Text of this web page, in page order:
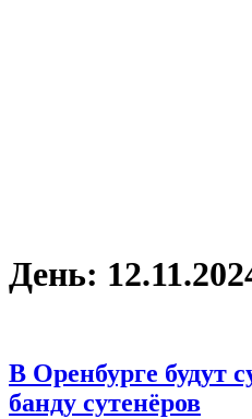
День:
В Оренбурге будут
банду сутенёров